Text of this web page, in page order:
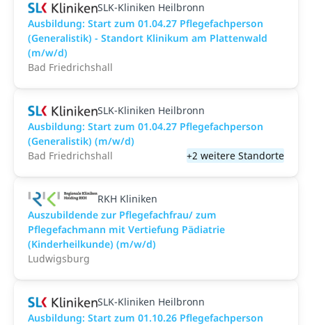
SLK-Kliniken Heilbronn
Ausbildung: Start zum 01.04.27 Pflegefachperson
(Generalistik) - Standort Klinikum am Plattenwald
(m/w/d)
Bad Friedrichshall
SLK-Kliniken Heilbronn
Ausbildung: Start zum 01.04.27 Pflegefachperson
(Generalistik) (m/w/d)
Bad Friedrichshall
+2 weitere Standorte
RKH Kliniken
Auszubildende zur Pflegefachfrau/ zum
Pflegefachmann mit Vertiefung Pädiatrie
(Kinderheilkunde) (m/w/d)
Ludwigsburg
SLK-Kliniken Heilbronn
Ausbildung: Start zum 01.10.26 Pflegefachperson